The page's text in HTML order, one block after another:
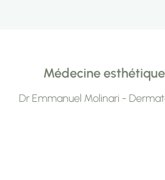
Médecine
Dr Emmanuel Molinari -